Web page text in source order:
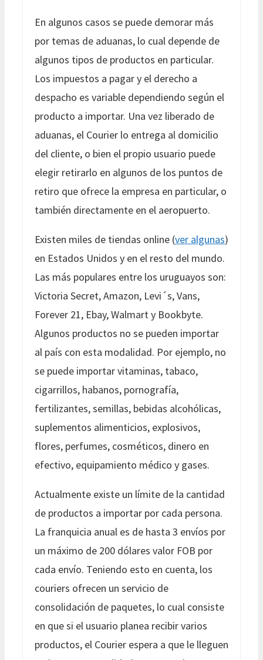
En algunos casos se puede demorar más
por temas de aduanas, lo cual depende de
algunos tipos de productos en particular.
Los impuestos a pagar y el derecho a
despacho es variable dependiendo según el
producto a importar. Una vez liberado de
aduanas, el Courier lo entrega al domicilio
del cliente, o bien el propio usuario puede
elegir retirarlo en algunos de los puntos de
retiro que ofrece la empresa en particular, o
también directamente en el aeropuerto.
Existen miles de tiendas online (ver algunas)
en Estados Unidos y en el resto del mundo.
Las más populares entre los uruguayos son:
Victoria Secret, Amazon, Levi´s, Vans,
Forever 21, Ebay, Walmart y Bookbyte.
Algunos productos no se pueden importar
al país con esta modalidad. Por ejemplo, no
se puede importar vitaminas, tabaco,
cigarrillos, habanos, pornografía,
fertilizantes, semillas, bebidas alcohólicas,
suplementos alimenticios, explosivos,
flores, perfumes, cosméticos, dinero en
efectivo, equipamiento médico y gases.
Actualmente existe un límite de la cantidad
de productos a importar por cada persona.
La franquicia anual es de hasta 3 envíos por
un máximo de 200 dólares valor FOB por
cada envío. Teniendo esto en cuenta, los
couriers ofrecen un servicio de
consolidación de paquetes, lo cual consiste
en que si el usuario planea recibir varios
productos, el Courier espera a que le lleguen